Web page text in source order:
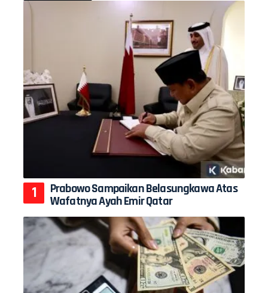
Prabowo Sampaikan Belasungkawa Atas
Wafatnya Ayah Emir Qatar